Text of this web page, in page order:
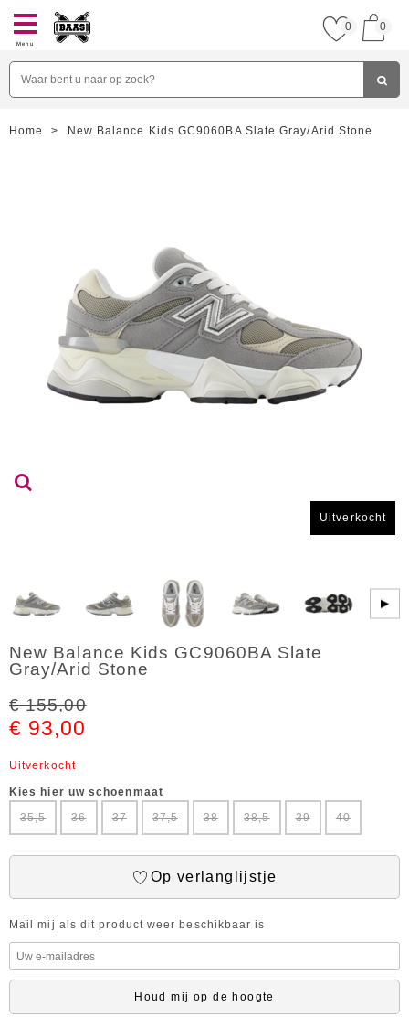
Menu
0 0
Home > New Balance Kids GC9060BA Slate Gray/Arid Stone
Uitverkocht
▶
New Balance Kids GC9060BA Slate
Gray/Arid Stone
€ 155,00
€ 93,00
Uitverkocht
Kies hier uw schoenmaat
35,5
36 37 37,5 38 38,5 39 40
Op verlanglijstje
Mail mij als dit product weer beschikbaar is
Houd mij op de hoogte